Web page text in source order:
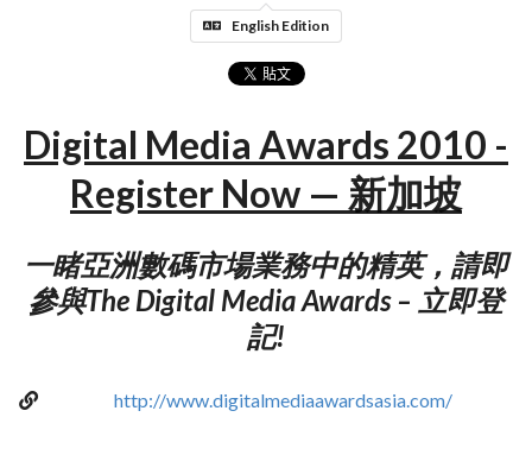
English Edition
Digital Media Awards 2010 -
Register Now — 新加坡
一睹亞洲數碼市場業務中的精英，請即
參與The Digital Media Awards – 立即登
記!
http://www.digitalmediaawardsasia.com/